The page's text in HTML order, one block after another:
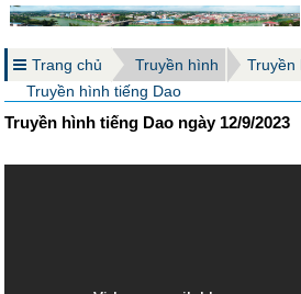
Trang chủ Truyền hình
Truyền
Truyền hình tiếng Dao
Truyền hình tiếng Dao ngày 12/9/2023